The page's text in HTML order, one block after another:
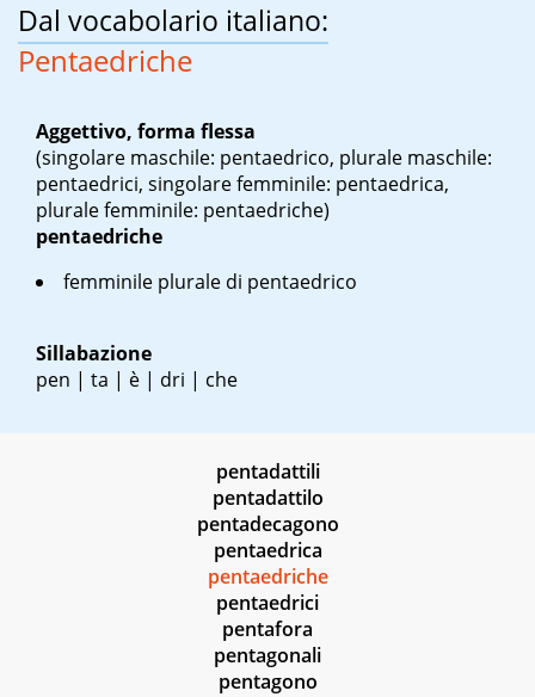
Dal vocabolario italiano:
Pentaedriche
Aggettivo, forma flessa
(singolare maschile: pentaedrico, plurale maschile:
pentaedrici, singolare femminile: pentaedrica,
plurale femminile: pentaedriche)
pentaedriche
femminile plurale di pentaedrico
Sillabazione
pen | ta | è | dri | che
pentadattili
pentadattilo
pentadecagono
pentaedrica
pentaedriche
pentaedrici
pentafora
pentagonali
pentagono